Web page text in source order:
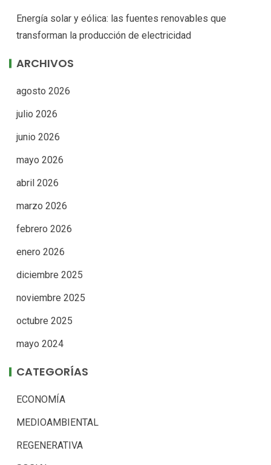
Energía solar y eólica: las fuentes renovables que
transforman la producción de electricidad
ARCHIVOS
agosto 2026
julio 2026
junio 2026
mayo 2026
abril 2026
marzo 2026
febrero 2026
enero 2026
diciembre 2025
noviembre 2025
octubre 2025
mayo 2024
CATEGORÍAS
ECONOMÍA
MEDIOAMBIENTAL
REGENERATIVA